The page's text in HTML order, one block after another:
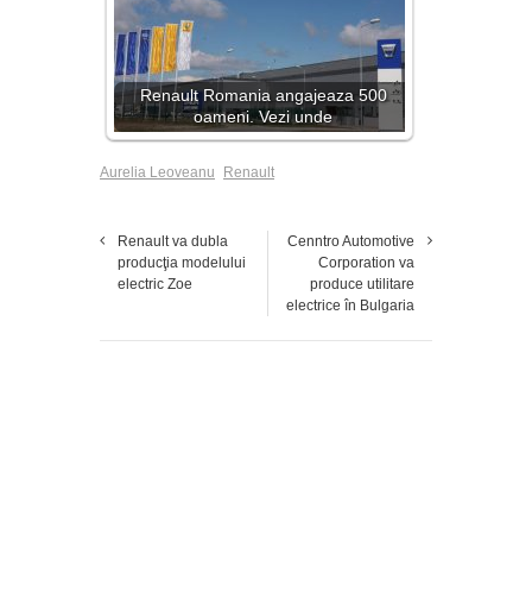
Renault Romania angajeaza 500
oameni. Vezi unde
Aurelia Leoveanu Renault
Renault va dubla
producţia modelului
electric Zoe
Cenntro Automotive
Corporation va
produce utilitare
electrice în Bulgaria